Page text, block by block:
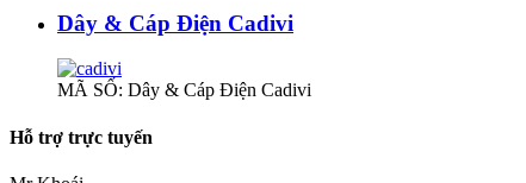
Dây & Cáp Điện Cadivi
MÃ SỐ: Dây & Cáp Điện Cadivi
Hỗ trợ trực tuyến